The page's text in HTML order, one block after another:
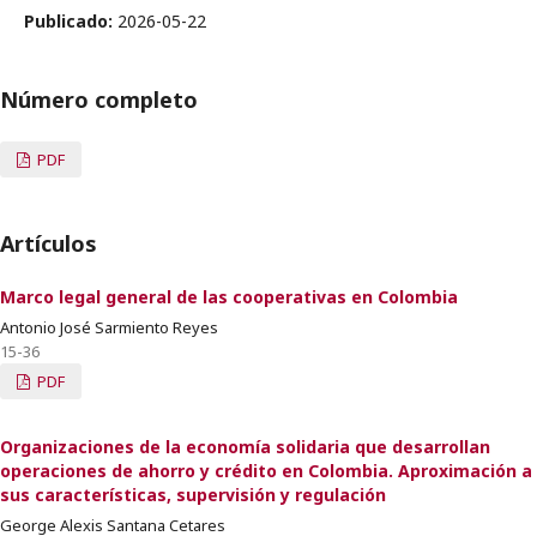
Publicado: 2026-05-22
Número completo
PDF
Artículos
Marco legal general de las cooperativas en Colombia
Antonio José Sarmiento Reyes
15-36
PDF
Organizaciones de la economía solidaria que desarrollan
operaciones de ahorro y crédito en Colombia. Aproximación a
sus características, supervisión y regulación
George Alexis Santana Cetares